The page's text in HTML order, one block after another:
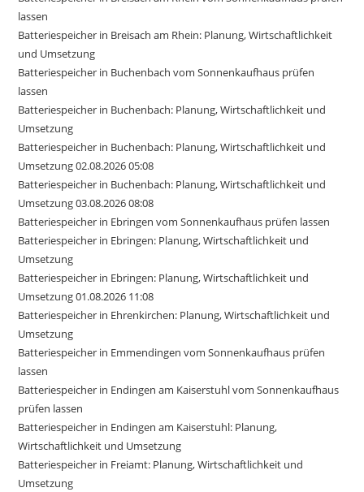
lassen
Batteriespeicher in Breisach am Rhein: Planung, Wirtschaftlichkeit
und Umsetzung
Batteriespeicher in Buchenbach vom Sonnenkaufhaus prüfen
lassen
Batteriespeicher in Buchenbach: Planung, Wirtschaftlichkeit und
Umsetzung
Batteriespeicher in Buchenbach: Planung, Wirtschaftlichkeit und
Umsetzung 02.08.2026 05:08
Batteriespeicher in Buchenbach: Planung, Wirtschaftlichkeit und
Umsetzung 03.08.2026 08:08
Batteriespeicher in Ebringen vom Sonnenkaufhaus prüfen lassen
Batteriespeicher in Ebringen: Planung, Wirtschaftlichkeit und
Umsetzung
Batteriespeicher in Ebringen: Planung, Wirtschaftlichkeit und
Umsetzung 01.08.2026 11:08
Batteriespeicher in Ehrenkirchen: Planung, Wirtschaftlichkeit und
Umsetzung
Batteriespeicher in Emmendingen vom Sonnenkaufhaus prüfen
lassen
Batteriespeicher in Endingen am Kaiserstuhl vom Sonnenkaufhaus
prüfen lassen
Batteriespeicher in Endingen am Kaiserstuhl: Planung,
Wirtschaftlichkeit und Umsetzung
Batteriespeicher in Freiamt: Planung, Wirtschaftlichkeit und
Umsetzung